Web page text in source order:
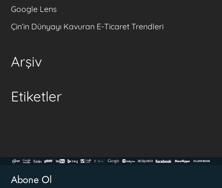
Google Lens
Çin’in Dünyayı Kavuran E-Ticaret Trendleri
Arşiv
Etiketler
Abone Ol